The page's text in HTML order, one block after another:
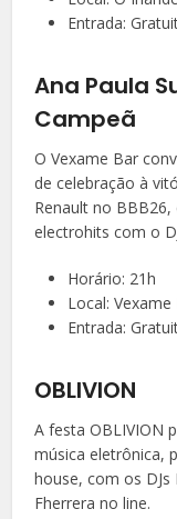
Entrada:
Ana Paula
Campeã
O Vexame Bar
de celebração à
Renault no
electrohits com o
Horário: 21h
Local:
Entrada:
OBLIVION
A festa OBLIVION
música eletrônica,
house, com os
Fherrera no line.